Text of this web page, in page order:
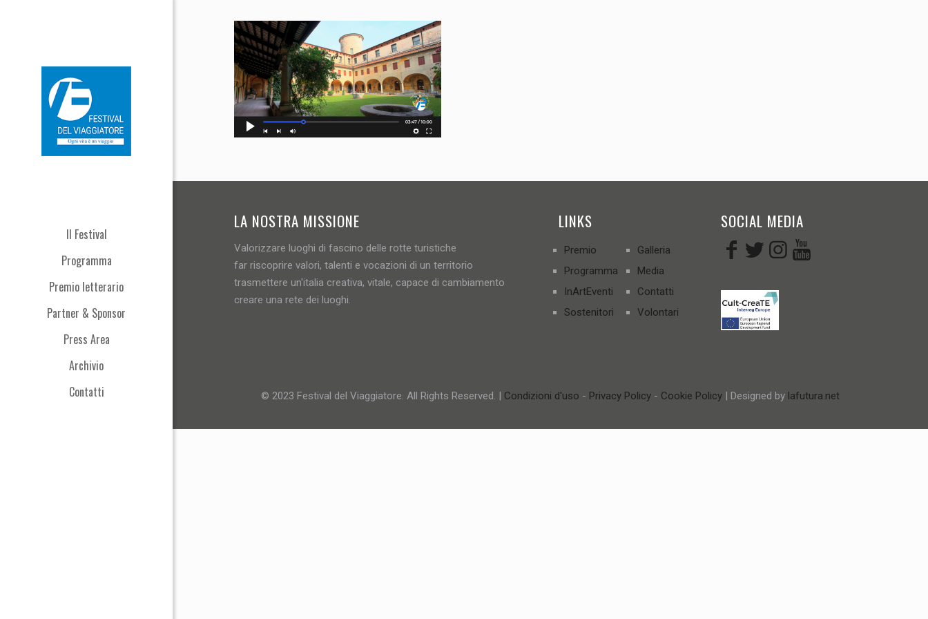
Il Festival
Programma
Premio letterario
Partner & Sponsor
Press Area
Archivio
Contatti
LA NOSTRA MISSIONE
Valorizzare luoghi di fascino delle rotte turistiche
far riscoprire valori, talenti e vocazioni di un territorio
trasmettere un'italia creativa, vitale, capace di cambiamento
creare una rete dei luoghi.
LINKS
Premio
Programma
InArtEventi
Sostenitori
Galleria
Media
Contatti
Volontari
SOCIAL MEDIA
© 2023 Festival del Viaggiatore. All Rights Reserved. | Condizioni d'uso - Privacy Policy - Cookie Policy | Designed by lafutura.net